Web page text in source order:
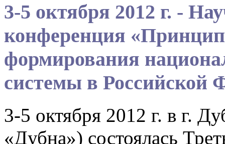
3-5 октября 2012 г. -
конференция
формирования
системы в Российской
3-5 октября 2012 г. в г.
«Дубна») состоялась